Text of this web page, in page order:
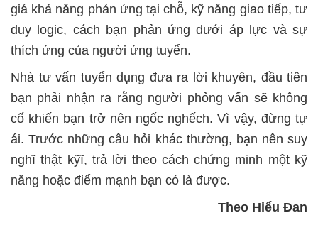
giá khả năng phản ứng tại chỗ, kỹ năng giao tiếp, tư
duy logic, cách bạn phản ứng dưới áp lực và sự
thích ứng của người ứng tuyển.
Nhà tư vấn tuyển dụng đưa ra lời khuyên, đầu tiên
bạn phải nhận ra rằng người phỏng vấn sẽ không
cố khiến bạn trở nên ngốc nghếch. Vì vậy, đừng tự
ái. Trước những câu hỏi khác thường, bạn nên suy
nghĩ thật kỹĩ, trả lời theo cách chứng minh một kỹ
năng hoặc điểm mạnh bạn có là được.
Theo Hiểu Đan